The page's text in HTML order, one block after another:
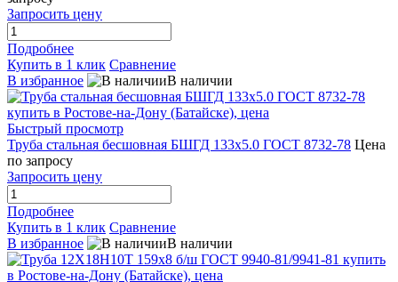
Запросить цену
Подробнее
Купить в 1 клик Сравнение
В избранное
В наличии
Быстрый просмотр
Труба стальная бесшовная БШГД 133х5.0 ГОСТ 8732-78 Цена
по запросу
Запросить цену
Подробнее
Купить в 1 клик Сравнение
В избранное
В наличии